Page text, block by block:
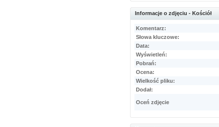
Informacje o zdjęciu - Kościół
Komentarz:
Słowa kluczowe:
Data:
Wyświetleń:
Pobrań:
Ocena:
Wielkość pliku:
Dodał:
Oceń zdjęcie